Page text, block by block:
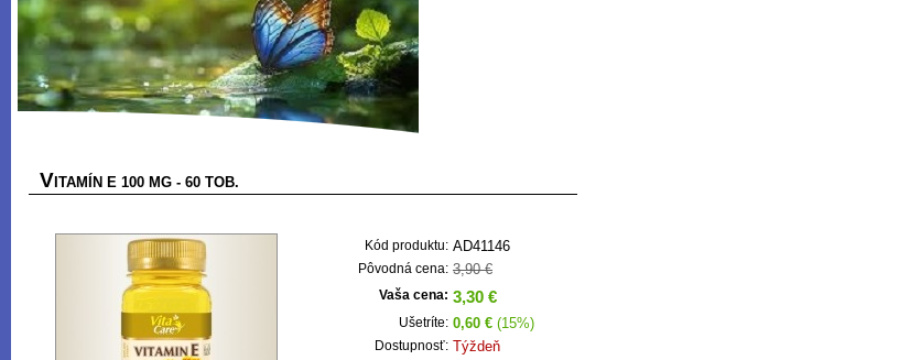
V ITAMÍN E 100 MG - 60 TOB.
Kód produktu: AD41146
Pôvodná cena: 3,90 €
Vaša cena: 3,30 €
Ušetríte: 0,60 € (15%)
Dostupnosť: Týždeň